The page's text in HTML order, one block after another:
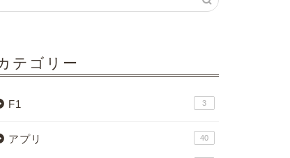
テゴリー
F1 3
アプリ 40